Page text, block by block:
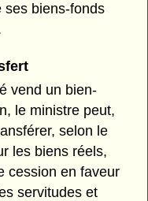
ses biens-fonds
vend un bien-
le ministre peut,
selon le
les biens réels,
cession en faveur
servitudes et